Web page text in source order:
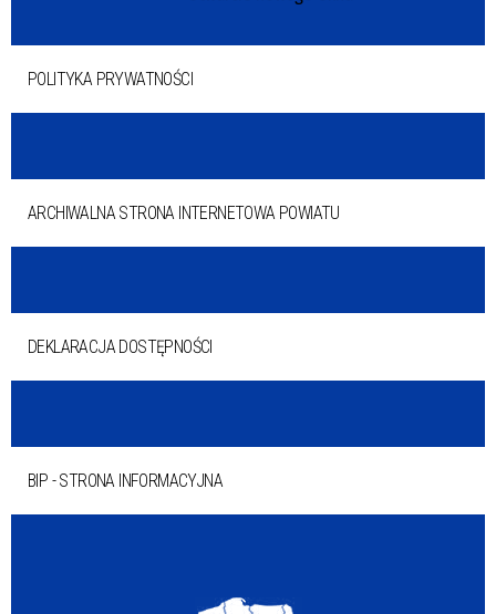
POLITYKA PRYWATNOŚCI
ARCHIWALNA STRONA INTERNETOWA POWIATU
DEKLARACJA DOSTĘPNOŚCI
BIP - STRONA INFORMACYJNA